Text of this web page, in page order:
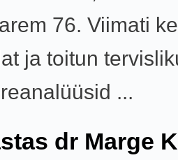
76. Viimati
ja toitun
...
dr Marge